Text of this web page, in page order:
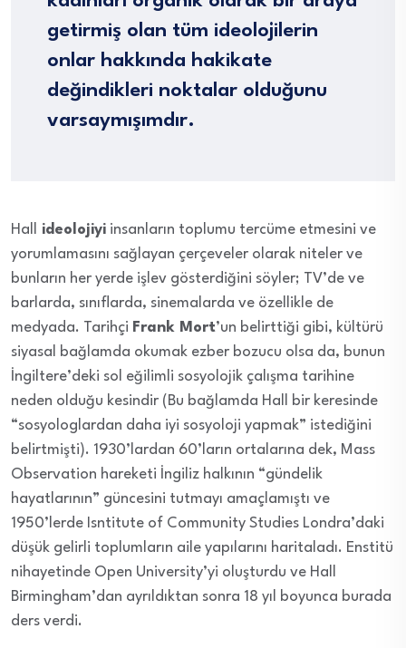
getirmiş olan tüm ideolojilerin
onlar hakkında hakikate
değindikleri noktalar olduğunu
varsaymışımdır.
Hall ideolojiyi insanların toplumu tercüme etmesini ve
yorumlamasını sağlayan çerçeveler olarak niteler ve
bunların her yerde işlev gösterdiğini söyler; TV’de ve
barlarda, sınıflarda, sinemalarda ve özellikle de
medyada. Tarihçi Frank Mort’un belirttiği gibi, kültürü
siyasal bağlamda okumak ezber bozucu olsa da, bunun
İngiltere’deki sol eğilimli sosyolojik çalışma tarihine
neden olduğu kesindir (Bu bağlamda Hall bir keresinde
“sosyologlardan daha iyi sosyoloji yapmak” istediğini
belirtmişti). 1930’lardan 60’ların ortalarına dek, Mass
Observation hareketi İngiliz halkının “gündelik
hayatlarının” güncesini tutmayı amaçlamıştı ve
1950’lerde Isntitute of Community Studies Londra’daki
düşük gelirli toplumların aile yapılarını haritaladı. Enstitü
nihayetinde Open University’yi oluşturdu ve Hall
Birmingham’dan ayrıldıktan sonra 18 yıl boyunca burada
ders verdi.